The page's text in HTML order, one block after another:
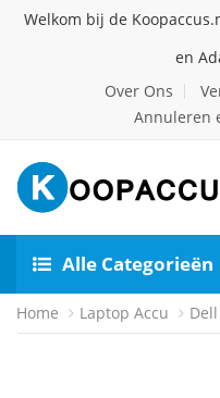
Welkom bij de
en
Over Ons
Annuleren
Alle Categorieën
Home Laptop Accu Dell